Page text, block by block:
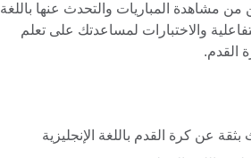
مشاهدة المباريات والتحدث عنها باللغة
والاختبارات لمساعدتك على تعلم
القدم.
عن كرة القدم باللغة الإنجليزية